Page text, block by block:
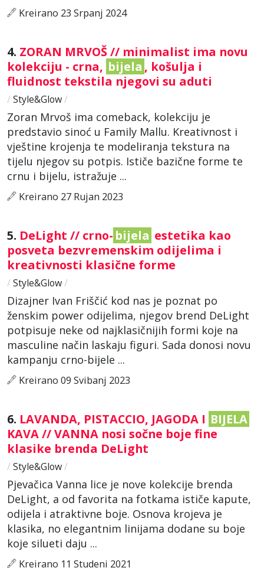
Kreirano 23 Srpanj 2024
4. ZORAN MRVOŠ // minimalist ima novu
kolekciju - crna, bijela , košulja i
fluidnost tekstila njegovi su aduti
/ Style&Glow/
Zoran Mrvoš ima comeback, kolekciju je
predstavio sinoć u Family Mallu. Kreativnost i
vještine krojenja te modeliranja tekstura na
tijelu njegov su potpis. Ističe bazične forme te
crnu i bijelu, istražuje ...
Kreirano 27 Rujan 2023
5. DeLight // crno- bijela estetika kao
posveta bezvremenskim odijelima i
kreativnosti klasične forme
/ Style&Glow/
Dizajner Ivan Friščić kod nas je poznat po
ženskim power odijelima, njegov brend DeLight
potpisuje neke od najklasičnijih formi koje na
masculine način laskaju figuri. Sada donosi novu
kampanju crno-bijele ...
Kreirano 09 Svibanj 2023
6. LAVANDA, PISTACCIO, JAGODA I BIJELA
KAVA // VANNA nosi sočne boje fine
klasike brenda DeLight
/ Style&Glow/
Pjevačica Vanna lice je nove kolekcije brenda
DeLight, a od favorita na fotkama ističe kapute,
odijela i atraktivne boje. Osnova krojeva je
klasika, no elegantnim linijama dodane su boje
koje silueti daju ...
Kreirano 11 Studeni 2021